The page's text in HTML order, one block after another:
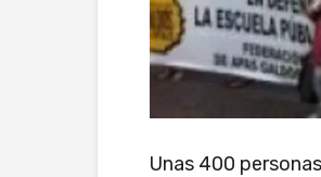
Unas 400